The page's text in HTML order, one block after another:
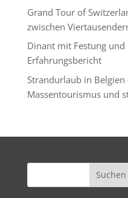
Grand Tour of
zwischen
Dinant mit Festung und
Erfahrungsbericht
Strandurlaub in Belgien
Massentourismus und